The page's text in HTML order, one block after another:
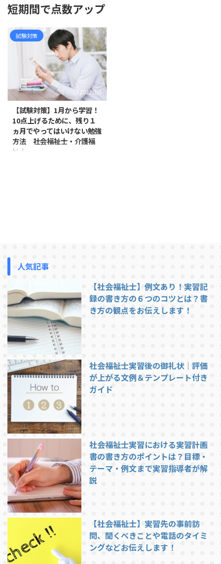
短期間で点数アップ
試験対策
2022/2/5
【試験対策】1月から学習！
10点上げるために、残り１
ヵ月でやってはいけない勉強
方法 社会福祉士・介護福
祉士
めにやってはいけない勉強方法を
お伝えします。 やってはダメな
こと ①勉強時間数で勉強した気
になる ②得意な科目を勉強する
③同じ問題だけを繰り返す ①勉
強時間数で勉強した気になる
「今日 ...
人気記事
【社会福祉士】例文あり！実習記
録の書き方の６つのコツとは？書
き方の観点をお伝えします！
社会福祉士実習後の御礼状｜評価
が上がる文例＆テンプレート付き
ガイド
社会福祉士実習における実習計画
書の書き方のポイントは？目標・
テーマ・例文まで実習指導者が解
説
【社会福祉士】実習先の事前訪
問、聞くべきことや電話のタイミ
ングなどお伝えします！